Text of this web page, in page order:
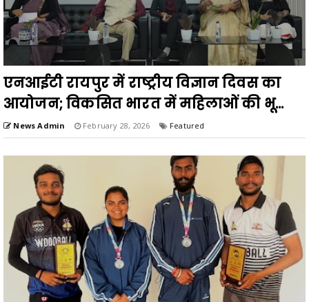
एनआईटी रायपुर में राष्ट्रीय विज्ञान दिवस का
आयोजन; विकसित भारत में महिलाओं की भू...
News Admin February 28, 2026 Featured